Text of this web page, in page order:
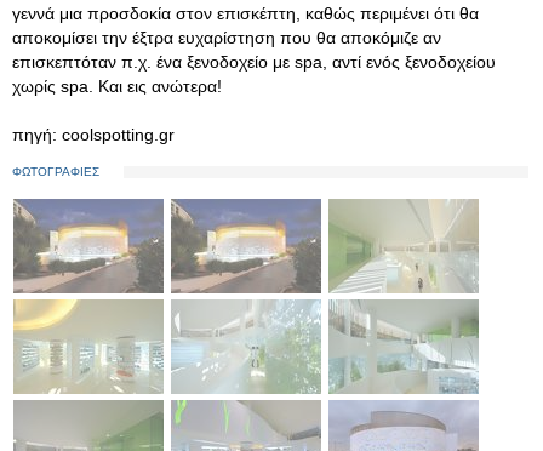
γεννά μια προσδοκία στον επισκέπτη, καθώς περιμένει ότι θα
αποκομίσει την έξτρα ευχαρίστηση που θα αποκόμιζε αν
επισκεπτόταν π.χ. ένα ξενοδοχείο με spa, αντί ενός ξενοδοχείου
χωρίς spa. Και εις ανώτερα!
πηγή: coolspotting.gr
ΦΩΤΟΓΡΑΦΙΕΣ